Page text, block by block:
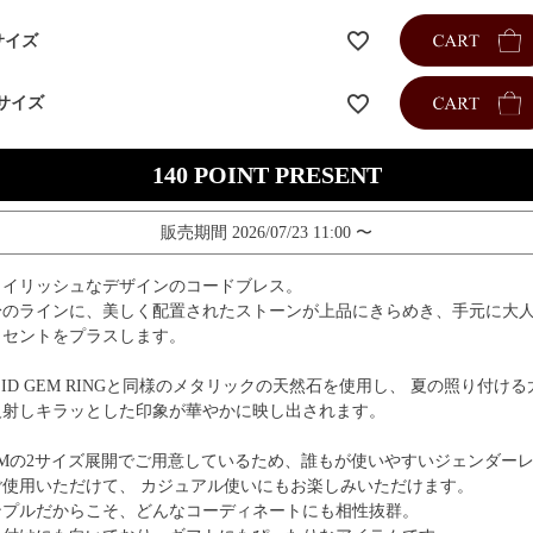
イズ
イズ
140
販売期間 2026/07/23 11:00 〜
リッシュなデザインのコードブレス。
ラインに、美しく配置されたストーンが上品にきらめき、手元に大
ントをプラスします。
GEM RINGと同様のメタリックの天然石を使用し、 夏の照り付ける
しキラッとした印象が華やかに映し出されます。
の2サイズ展開でご用意しているため、誰もが使いやすいジェンダー
用いただけて、 カジュアル使いにもお楽しみいただけます。
ルだからこそ、どんなコーディネートにも相性抜群。